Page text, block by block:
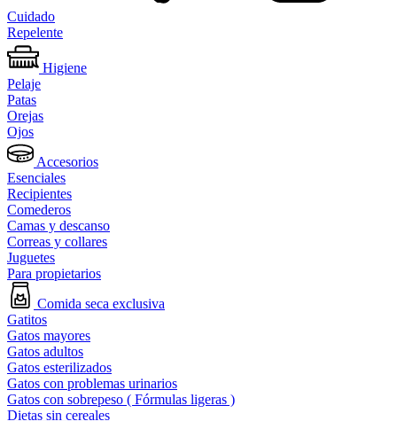
Cuidado
Repelente
Higiene
Pelaje
Patas
Orejas
Ojos
Accesorios
Esenciales
Recipientes
Comederos
Camas y descanso
Correas y collares
Juguetes
Para propietarios
Comida seca exclusiva
Gatitos
Gatos mayores
Gatos adultos
Gatos esterilizados
Gatos con problemas urinarios
Gatos con sobrepeso ( Fórmulas ligeras )
Dietas sin cereales